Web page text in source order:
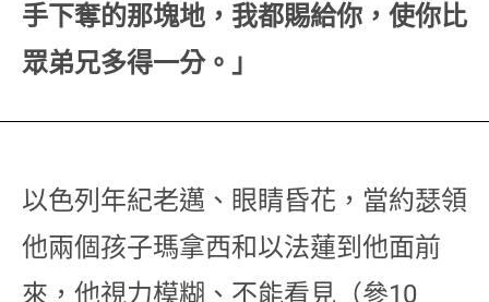
手下奪的那塊地，我都賜給你，使你比
眾弟兄多得一分。」
以色列年紀老邁、眼睛昏花，當約瑟領
他兩個孩子瑪拿西和以法蓮到他面前
來，他視力模糊、不能看見（參10